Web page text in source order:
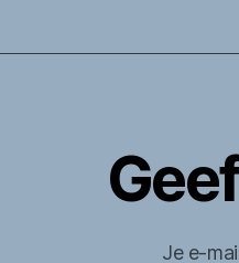
Je e-